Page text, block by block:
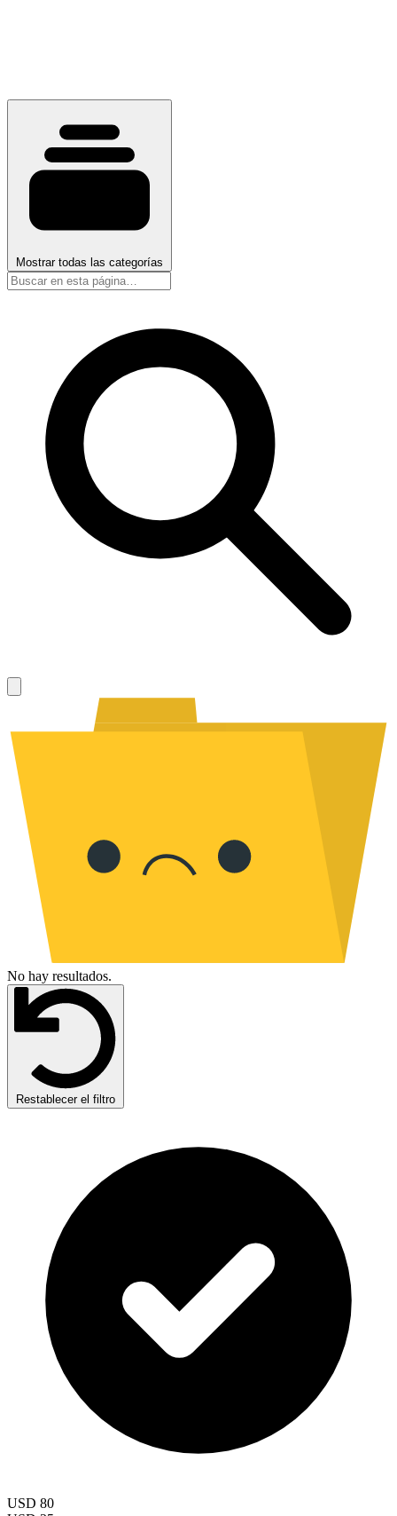
Mostrar todas las categorías
No hay resultados.
Restablecer el filtro
USD 80